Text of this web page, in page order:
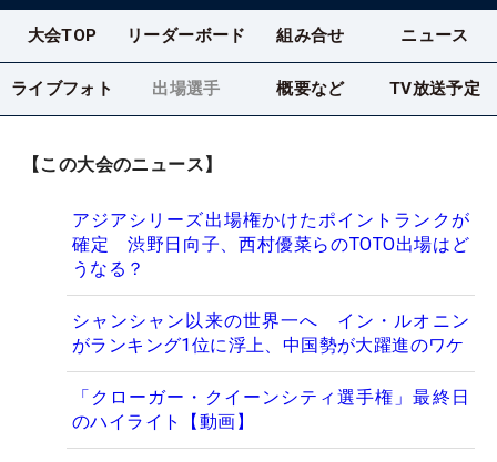
大会TOP リーダーボード 組み合せ ニュース
ライブフォト 出場選手 概要など TV放送予定
【この大会のニュース】
アジアシリーズ出場権かけたポイントランクが
確定 渋野日向子、西村優菜らのTOTO出場はど
うなる？
シャンシャン以来の世界一へ イン・ルオニン
がランキング1位に浮上、中国勢が大躍進のワケ
「クローガー・クイーンシティ選手権」最終日
のハイライト【動画】